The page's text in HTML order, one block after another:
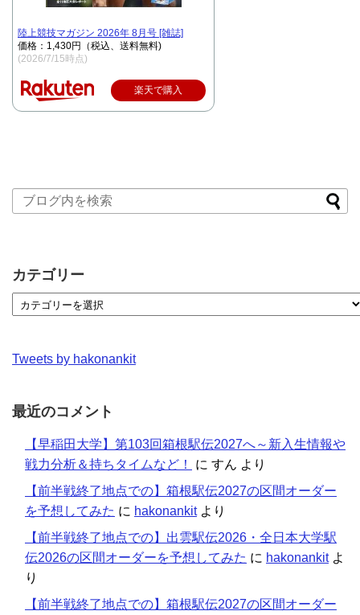
陸上競技マガジン 2026年 8月号 [雑誌]
価格：1,430円（税込、送料無料)
(2026/7/15時点)
楽天で購入
カテゴリー
Tweets by hakonankit
最近のコメント
【早稲田大学】第103回箱根駅伝2027へ～新入生情報や
戦力分析＆持ちタイムなど！
に すん より
【前半戦終了地点での】箱根駅伝2027の区間オーダー
を予想してみた に hakonankitより
【前半戦終了地点での】出雲駅伝2026・全日本大学駅
伝2026の区間オーダーを予想してみた に hakonankitよ
り
【前半戦終了地点での】箱根駅伝2027の区間オーダー